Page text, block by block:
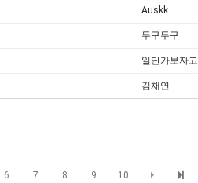
Auskk
두구두구
일단가보자고
김채연
6 7 8 9 10